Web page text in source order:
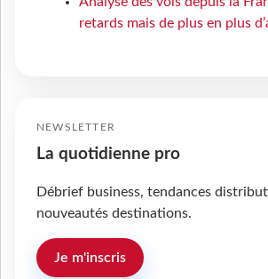
retards mais de plus en plus
NEWSLETTER
La quotidienne pro
Débrief business, tendances
nouveautés destinations.
Je m'inscris